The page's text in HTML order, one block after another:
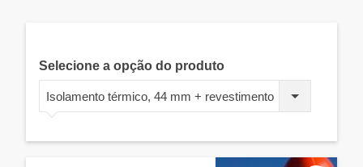
Selecione a opção do produto
Isolamento térmico, 44 mm + revestimento